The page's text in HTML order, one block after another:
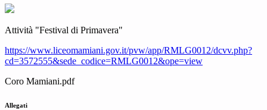
Attività "Festival di Primavera"
https://www.liceomamiani.gov.it/pvw/app/RMLG0012/dcvv.php?
cd=3572555&sede_codice=RMLG0012&ope=view
Coro Mamiani.pdf
Allegati